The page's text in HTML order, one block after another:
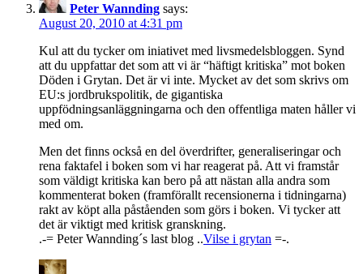
Peter Wannding says:
August 20, 2010 at 4:31 pm
Kul att du tycker om iniativet med livsmedelsbloggen. Synd
att du uppfattar det som att vi är “häftigt kritiska” mot boken
Döden i Grytan. Det är vi inte. Mycket av det som skrivs om
EU:s jordbrukspolitik, de gigantiska
uppfödningsanläggningarna och den offentliga maten håller vi
med om.
Men det finns också en del överdrifter, generaliseringar och
rena faktafel i boken som vi har reagerat på. Att vi framstår
som väldigt kritiska kan bero på att nästan alla andra som
kommenterat boken (framförallt recensionerna i tidningarna)
rakt av köpt alla påståenden som görs i boken. Vi tycker att
det är viktigt med kritisk granskning.
.-= Peter Wannding´s last blog ..Vilse i grytan =-.